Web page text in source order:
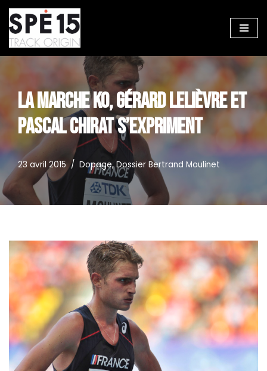
Aller
au
LA MARCHE KO, GÉRARD LELIÈVRE ET
PASCAL CHIRAT S’EXPRIMENT
23 avril 2015 Dopage,Dossier Bertrand Moulinet